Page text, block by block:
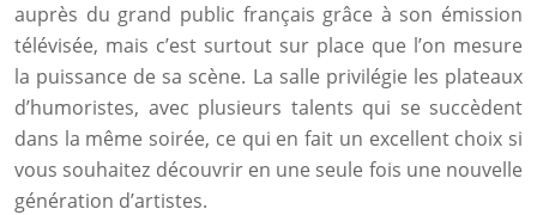
auprès du grand public français grâce à son émission
télévisée, mais c’est surtout sur place que l’on mesure
la puissance de sa scène. La salle privilégie les plateaux
d’humoristes, avec plusieurs talents qui se succèdent
dans la même soirée, ce qui en fait un excellent choix si
vous souhaitez découvrir en une seule fois une nouvelle
génération d’artistes.